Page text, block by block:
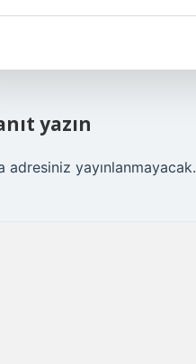
yazın
adresiniz yayınlanmayacak.